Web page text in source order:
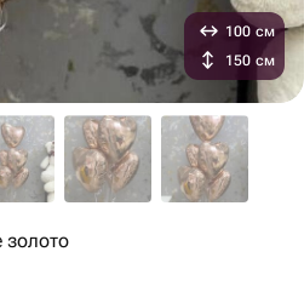
100 см
150 см
золото